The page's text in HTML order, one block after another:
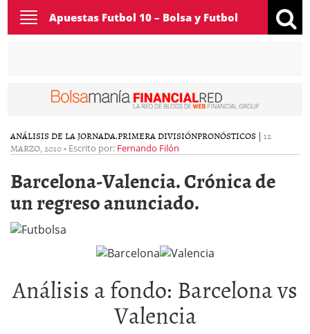
Toggle
navigation
Apuestas Futbol 10 – Bolsa y Futbol
ANÁLISIS DE LA JORNADA.PRIMERA DIVISIÓNPRONÓSTICOS | 12
MARZO, 2010- Escrito por: Fernando Filón
Barcelona-Valencia. Crónica de
un regreso anunciado.
Análisis a fondo: Barcelona vs
Valencia